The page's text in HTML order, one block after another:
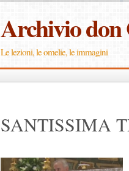
Archivio
Le lezioni, le omelie, le immagini
SANTISSIMA